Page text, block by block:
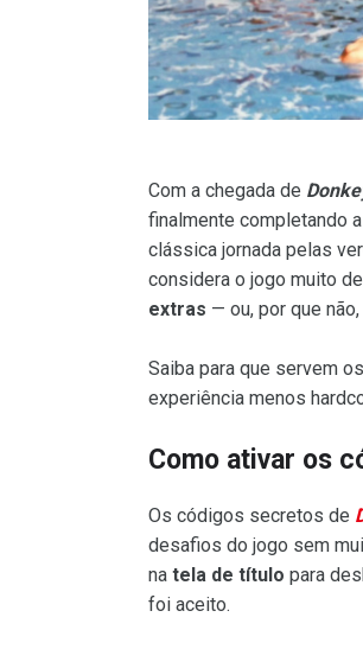
Com a chegada de
finalmente completando
clássica jornada pelas
considera o jogo muito
extras — ou, por que
Saiba para que servem
experiência menos
Como ativar os
Os códigos secretos de
desafios do jogo sem
na tela de título para
foi aceito.